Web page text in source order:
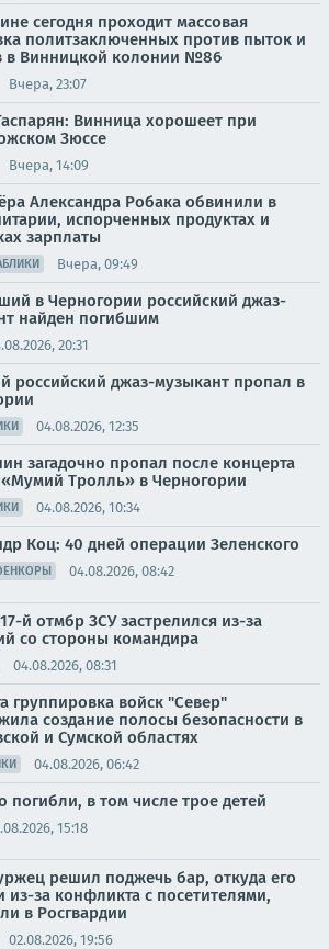
сегодня проходит массовая
политзаключенных против пыток и
в Винницкой колонии №86
Вчера, 23:07
Винница хорошеет при
Зюссе
Вчера, 14:09
Александра Робака обвинили в
испорченных продуктах и
зарплаты
Вчера, 09:49
в Черногории российский джаз-
найден погибшим
20:31
российский джаз-музыкант пропал в
04.08.2026, 12:35
загадочно пропал после концерта
Тролль» в Черногории
04.08.2026, 10:34
Коц: 40 дней операции Зеленского
04.08.2026, 08:42
й отмбр ЗСУ застрелился из-за
со стороны командира
04.08.2026, 08:31
группировка войск "Север"
создание полосы безопасности в
и Сумской областях
04.08.2026, 06:42
погибли, в том числе трое детей
15:18
решил поджечь бар, откуда его
из-за конфликта с посетителями,
в Росгвардии
02.08.2026, 19:56